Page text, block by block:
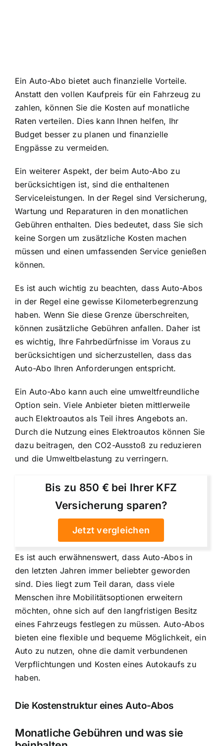
Ein Auto-Abo bietet auch finanzielle Vorteile.
Anstatt den vollen Kaufpreis für ein Fahrzeug zu
zahlen, können Sie die Kosten auf monatliche
Raten verteilen. Dies kann Ihnen helfen, Ihr
Budget besser zu planen und finanzielle
Engpässe zu vermeiden.
Ein weiterer Aspekt, der beim Auto-Abo zu
berücksichtigen ist, sind die enthaltenen
Serviceleistungen. In der Regel sind Versicherung,
Wartung und Reparaturen in den monatlichen
Gebühren enthalten. Dies bedeutet, dass Sie sich
keine Sorgen um zusätzliche Kosten machen
müssen und einen umfassenden Service genießen
können.
Es ist auch wichtig zu beachten, dass Auto-Abos
in der Regel eine gewisse Kilometerbegrenzung
haben. Wenn Sie diese Grenze überschreiten,
können zusätzliche Gebühren anfallen. Daher ist
es wichtig, Ihre Fahrbedürfnisse im Voraus zu
berücksichtigen und sicherzustellen, dass das
Auto-Abo Ihren Anforderungen entspricht.
Ein Auto-Abo kann auch eine umweltfreundliche
Option sein. Viele Anbieter bieten mittlerweile
auch Elektroautos als Teil ihres Angebots an.
Durch die Nutzung eines Elektroautos können Sie
dazu beitragen, den CO2-Ausstoß zu reduzieren
und die Umweltbelastung zu verringern.
Bis zu 850 € bei Ihrer KFZ
Versicherung sparen?
Jetzt vergleichen
Es ist auch erwähnenswert, dass Auto-Abos in
den letzten Jahren immer beliebter geworden
sind. Dies liegt zum Teil daran, dass viele
Menschen ihre Mobilitätsoptionen erweitern
möchten, ohne sich auf den langfristigen Besitz
eines Fahrzeugs festlegen zu müssen. Auto-Abos
bieten eine flexible und bequeme Möglichkeit, ein
Auto zu nutzen, ohne die damit verbundenen
Verpflichtungen und Kosten eines Autokaufs zu
haben.
Die Kostenstruktur eines Auto-Abos
Monatliche Gebühren und was sie